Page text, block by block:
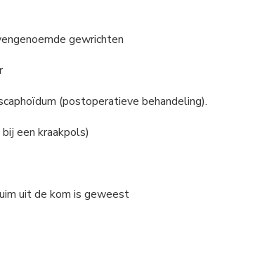
gewrichten
(postoperatieve behandeling).
een kraakpols)
uit de kom is geweest